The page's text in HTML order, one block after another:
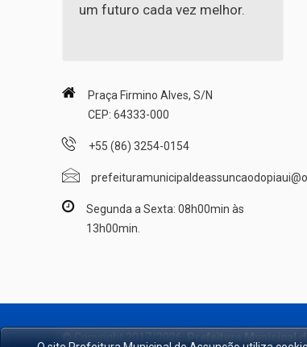
um futuro cada vez melhor.
Praça Firmino Alves, S/N
CEP: 64333-000
+55 (86) 3254-0154
Segunda a Sexta: 08h00min às
13h00min.
© Copyright 2017/2026, Prefeitura Municipal